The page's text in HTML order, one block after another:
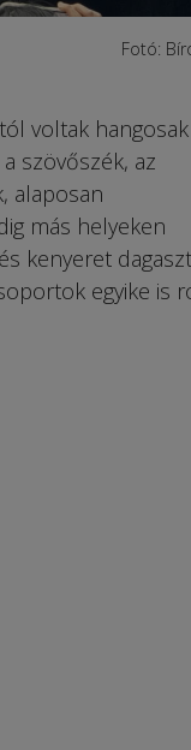
Fotó:
voltak hangosak
szövőszék, az
alaposan
más helyeken
kenyeret
egyike is